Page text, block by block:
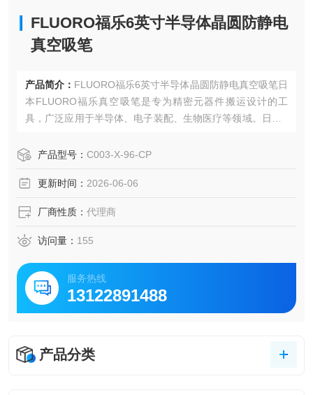
FLUORO福乐6英寸半导体晶圆防静电
真空吸笔
产品简介： FLUORO福乐6英寸半导体晶圆防静电真空吸笔日
本FLUORO福乐真空吸笔是专为精密元器件搬运设计的工
具，广泛应用于半导体、电子装配、生物医疗等领域。日本F
司，其产品广泛应用于电子制造、光学装配和生物医学等领
产品包括真空吸笔（真空镊子）、真空泵、吸嘴及管道等，
产品型号： C003-X-96-CP
更新时间： 2026-06-06
厂商性质： 代理商
访问量： 155
服务热线
13122891488
产品分类